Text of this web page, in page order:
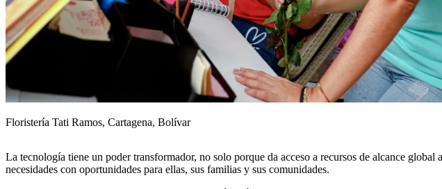
Floristería Tati Ramos, Cartagena, Bolívar
La tecnología tiene un poder transformador, no solo porque da acceso a recursos de alcance
necesidades con oportunidades para ellas, sus familias y sus comunidades.